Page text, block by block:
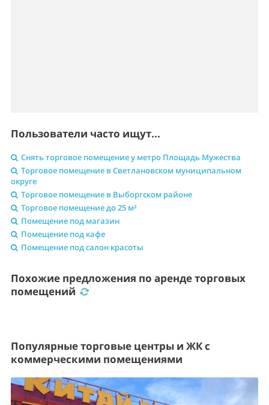
Пользователи часто ищут...
Снять торговое помещение у метро Площадь Мужества
Торговое помещение в Светлановском муниципальном
округе
Торговое помещение в Выборгском районе
Торговое помещение до 25 м²
Помещение под магазин
Помещение под кафе
Помещение под салон красоты
Похожие предложения по аренде торговых
помещений
Популярные торговые центры и ЖК с
коммерческими помещениями